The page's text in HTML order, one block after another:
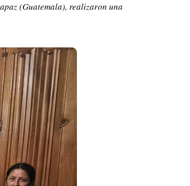
(Guatemala), realizaron una